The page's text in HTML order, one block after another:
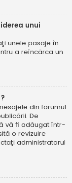
unui
unele pasaje în
a reîncărca un
din forumul
De
vă fi adăugat într-
o revizuire
administratorul